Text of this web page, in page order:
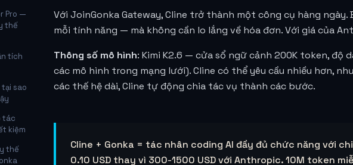
Pro —
thế
tích
sao
tác
kiệm
thế
Với JoinGonka Gateway, Cline trở thành một công cụ hàng
mỗi tính năng — mà không cần lo lắng về hóa đơn. Với giá của
Thông số mô hình: Kimi K2.6 — cửa sổ ngữ cảnh 200K token,
các mô hình trong mạng lưới). Cline có thể yêu cầu nhiều hơn,
các thế hệ dài, Cline tự động chia tác vụ thành các bước.
Cline + Gonka = tác nhân coding AI đầy đủ chức năng với
0.10 USD thay vì 300-1500 USD với Anthropic. 10M token